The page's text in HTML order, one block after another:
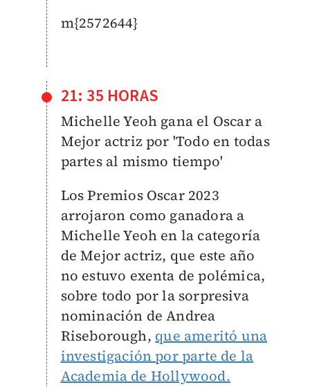
m{2572644}
21: 35 HORAS
Michelle Yeoh gana el Oscar a
Mejor actriz por 'Todo en todas
partes al mismo tiempo'
Los Premios Oscar 2023
arrojaron como ganadora a
Michelle Yeoh en la categoría
de Mejor actriz, que este año
no estuvo exenta de polémica,
sobre todo por la sorpresiva
nominación de Andrea
Riseborough, que ameritó una
investigación por parte de la
Academia de Hollywood.